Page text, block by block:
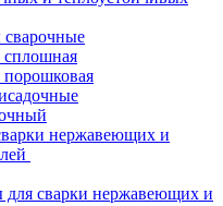
сплошная
нержавеющих и
для сварки нержавеющих и